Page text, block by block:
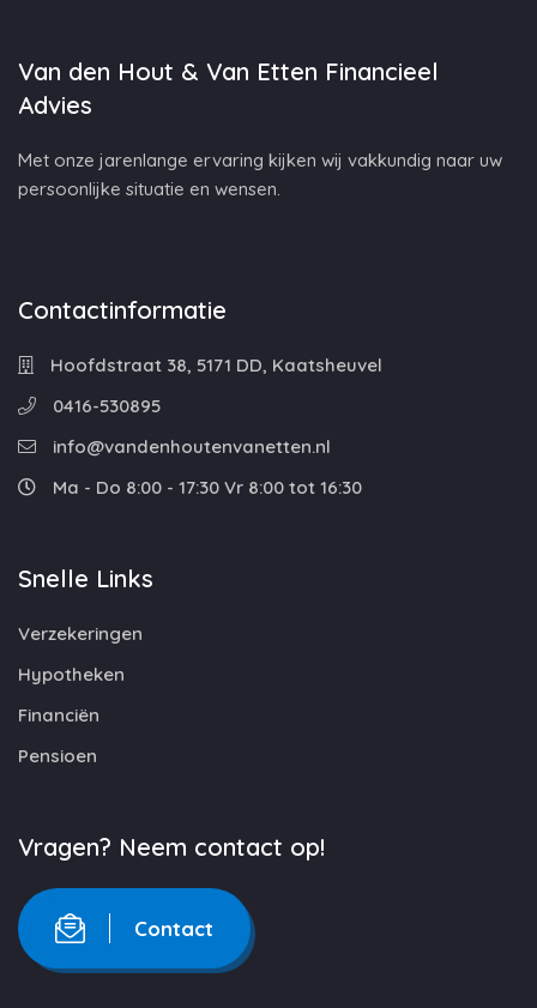
Van den Hout & Van Etten Financieel
Advies
Met onze jarenlange ervaring kijken wij vakkundig naar uw
persoonlijke situatie en wensen.
Contactinformatie
Hoofdstraat 38, 5171 DD, Kaatsheuvel
0416-530895
info@vandenhoutenvanetten.nl
Ma - Do 8:00 - 17:30 Vr 8:00 tot 16:30
Snelle Links
Verzekeringen
Hypotheken
Financiën
Pensioen
Vragen? Neem contact op!
Contact